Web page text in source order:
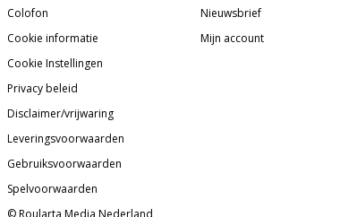
Colofon
Cookie informatie
Cookie Instellingen
Privacy beleid
Disclaimer/vrijwaring
Leveringsvoorwaarden
Gebruiksvoorwaarden
Spelvoorwaarden
© Roularta Media Nederland
Nieuwsbrief
Mijn account